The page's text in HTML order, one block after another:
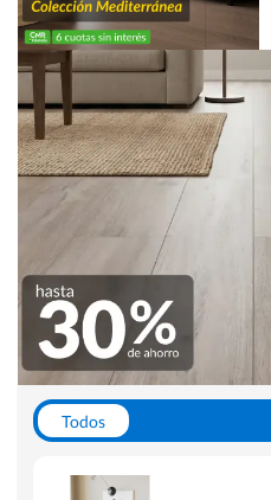
Todos
WC y Sanitarios